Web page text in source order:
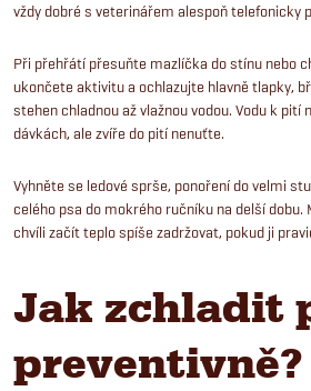
vždy dobré s veterinářem alespoň telefonicky
Při přehřátí přesuňte mazlíčka do stínu nebo
ukončete aktivitu a ochlazujte hlavně tlapky,
stehen chladnou až vlažnou vodou. Vodu k pití
dávkách, ale zvíře do pití nenuťte.
Vyhněte se ledové sprše, ponoření do velmi
celého psa do mokrého ručníku na delší dobu.
chvíli začít teplo spíše zadržovat, pokud ji
Jak zchladit
preventivně?